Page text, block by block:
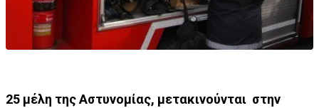
25 μέλη της Αστυνομίας, μετακινούνται στην